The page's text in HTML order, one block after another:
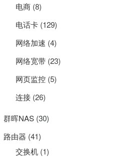
电商 (8)
电话卡 (129)
网络加速 (4)
网络宽带 (23)
网页监控 (5)
连接 (26)
群晖NAS (30)
路由器 (41)
交换机 (1)